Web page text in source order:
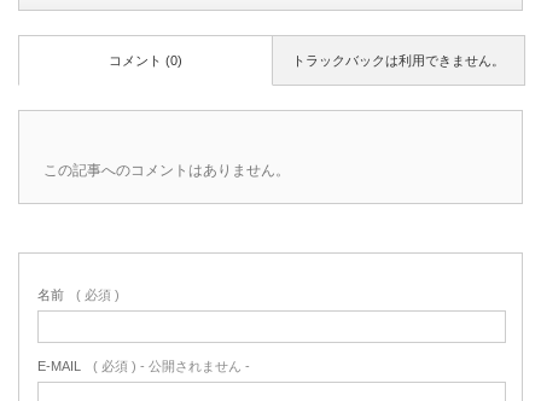
トラックバックは利用できません。
コメント (0)
この記事へのコメントはありません。
名前 ( 必須 )
E-MAIL ( 必須 ) - 公開されません -